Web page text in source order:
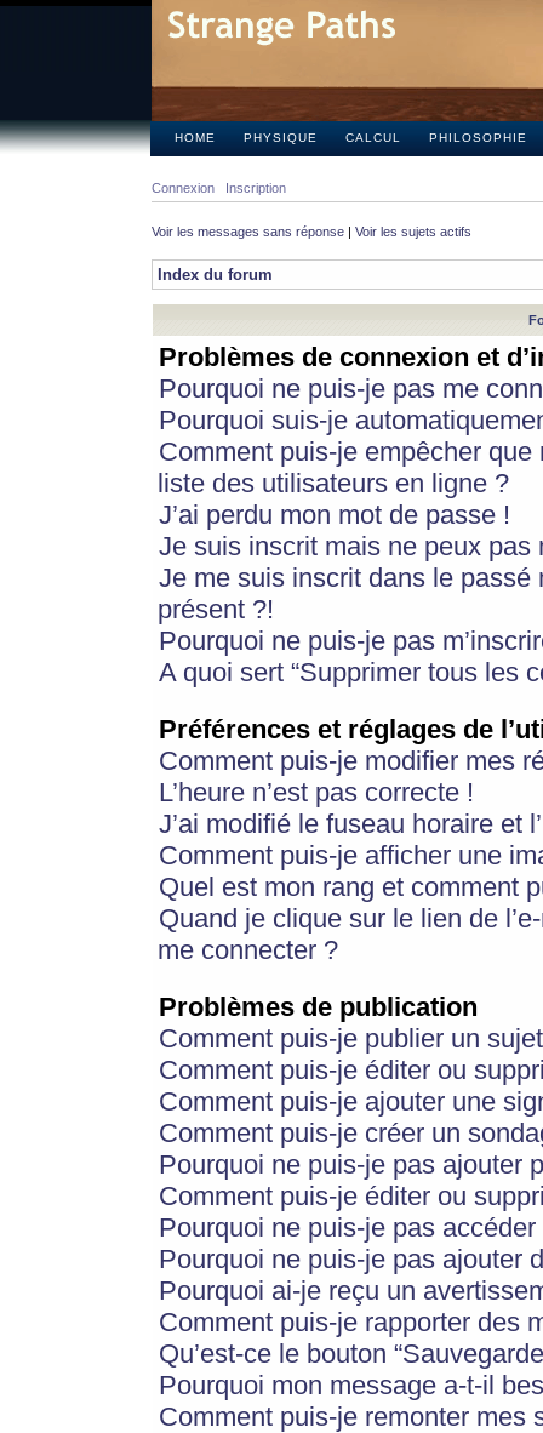
HOME PHYSIQUE CALCUL PHILOSOPHIE
Connexion Inscription
Voir les messages sans réponse | Voir les sujets actifs
Index du forum
Problèmes de connexion et
Pourquoi ne puis-je pas me
Pourquoi suis-je
Comment puis-je empêcher
liste des utilisateurs en ligne ?
J’ai perdu mon mot de passe !
Je suis inscrit mais ne peux pas
Je me suis inscrit dans le
présent ?!
Pourquoi ne puis-je pas
A quoi sert “Supprimer tous les
Préférences et réglages de
Comment puis-je modifier mes
L’heure n’est pas correcte !
J’ai modifié le fuseau horaire et
Comment puis-je afficher une
Quel est mon rang et comment
Quand je clique sur le lien de
me connecter ?
Problèmes de publication
Comment puis-je publier un
Comment puis-je éditer ou
Comment puis-je ajouter une
Comment puis-je créer un
Pourquoi ne puis-je pas ajouter
Comment puis-je éditer ou
Pourquoi ne puis-je pas
Pourquoi ne puis-je pas ajouter
Pourquoi ai-je reçu un
Comment puis-je rapporter des
Qu’est-ce le bouton
Pourquoi mon message a-t-il
Comment puis-je remonter mes